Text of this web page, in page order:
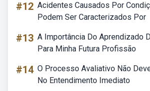
#12 Acidentes Causados Por
Podem Ser Caracterizados Por
#13 A Importância Do Aprendizado
Para Minha Futura Profissão
#14 O Processo Avaliativo Não
No Entendimento Imediato